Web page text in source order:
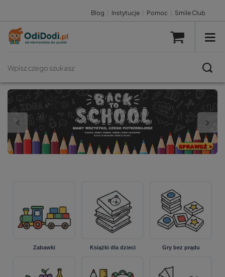
Blog Instytucje Pomoc Smile Club
Zabawki Książki dla dzieci Gry bez prądu